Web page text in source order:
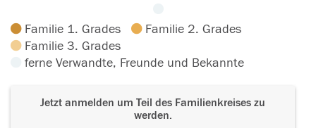
Familie 1. Grades
Familie 2. Grades
Familie 3. Grades
ferne Verwandte, Freunde und Bekannte
Jetzt anmelden um Teil des Familienkreises zu
werden.